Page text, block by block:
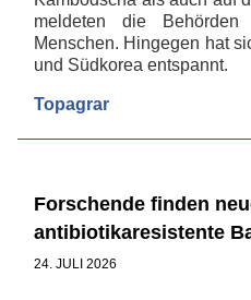
meldeten die
Menschen. Hingegen hat
und Südkorea entspannt.
Topagrar
Forschende finden
antibiotikaresistente
24. JULI 2026